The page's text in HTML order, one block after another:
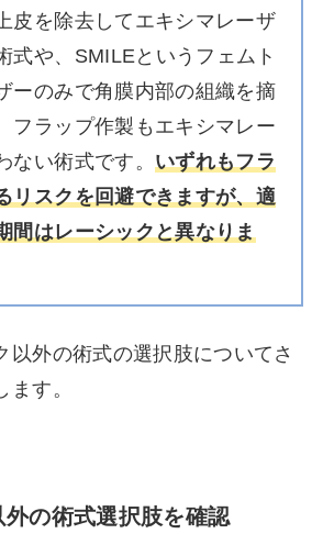
皮を除去してエキシマレーザ
式や、SMILEというフェムト
ーのみで角膜内部の組織を摘
フラップ作製もエキシマレー
ない術式です。 いずれもフラ
リスクを回避できますが、適
間はレーシックと異なりま
以外の術式の選択肢についてさ
ます。
外の術式選択肢を確認